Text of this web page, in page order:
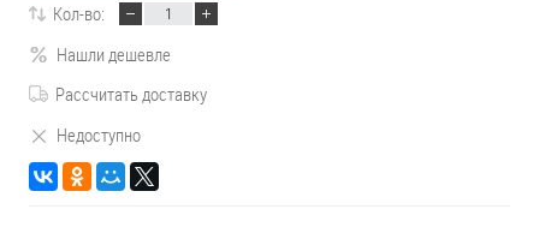
Кол-во:
Нашли дешевле
Рассчитать доставку
Недоступно